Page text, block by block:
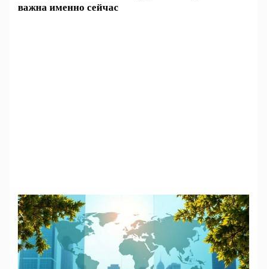
важна именно сейчас